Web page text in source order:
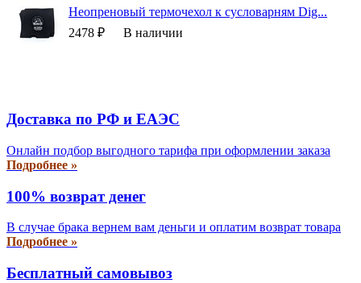
Неопреновый термочехол к сусловарням Dig...
2478 ₽
В наличии
Доставка по РФ и EAЭС
Онлайн подбор выгодного тарифа при оформлении заказа
Подробнее »
100% возврат денег
В случае брака вернем вам деньги и оплатим возврат товара
Подробнее »
Бесплатный самовывоз